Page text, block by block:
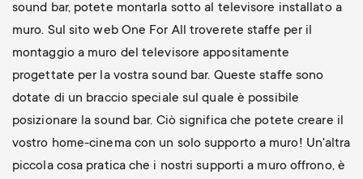
sound bar, potete montarla sotto al televisore installato a
muro. Sul sito web One For All troverete staffe per il
montaggio a muro del televisore appositamente
progettate per la vostra sound bar. Queste staffe sono
dotate di un braccio speciale sul quale è possibile
posizionare la sound bar. Ciò significa che potete creare il
vostro home-cinema con un solo supporto a muro! Un'altra
piccola cosa pratica che i nostri supporti a muro offrono, è